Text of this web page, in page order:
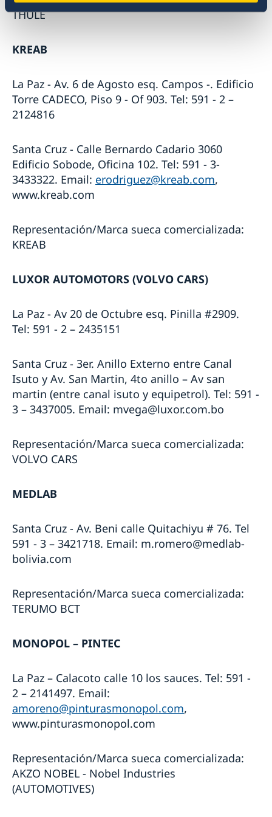
THULE
KREAB
La Paz - Av. 6 de Agosto esq. Campos -. Edificio
Torre CADECO, Piso 9 - Of 903. Tel: 591 - 2 –
2124816
Santa Cruz - Calle Bernardo Cadario 3060
Edificio Sobode, Oficina 102. Tel: 591 - 3-
3433322. Email: erodriguez@kreab.com,
www.kreab.com
Representación/Marca sueca comercializada:
KREAB
LUXOR AUTOMOTORS (VOLVO CARS)
La Paz - Av 20 de Octubre esq. Pinilla #2909.
Tel: 591 - 2 – 2435151
Santa Cruz - 3er. Anillo Externo entre Canal
Isuto y Av. San Martin, 4to anillo – Av san
martin (entre canal isuto y equipetrol). Tel: 591 -
3 – 3437005. Email: mvega@luxor.com.bo
Representación/Marca sueca comercializada:
VOLVO CARS
MEDLAB
Santa Cruz - Av. Beni calle Quitachiyu # 76. Tel
591 - 3 – 3421718. Email: m.romero@medlab-
bolivia.com
Representación/Marca sueca comercializada:
TERUMO BCT
MONOPOL – PINTEC
La Paz – Calacoto calle 10 los sauces. Tel: 591 -
2 – 2141497. Email:
amoreno@pinturasmonopol.com,
www.pinturasmonopol.com
Representación/Marca sueca comercializada:
AKZO NOBEL - Nobel Industries
(AUTOMOTIVES)